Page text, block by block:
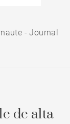
- Journal
de alta